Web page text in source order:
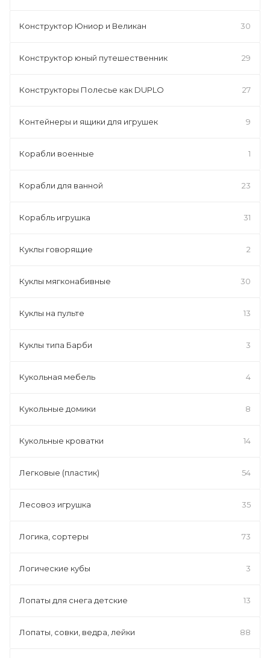
Конструктор Юниор и Великан 30
Конструктор юный путешественник 29
Конструкторы Полесье как DUPLO 27
Контейнеры и ящики для игрушек 9
Корабли военные 1
Корабли для ванной 23
Корабль игрушка 31
Куклы говорящие 2
Куклы мягконабивные 30
Куклы на пульте 13
Куклы типа Барби 3
Кукольная мебель 4
Кукольные домики 8
Кукольные кроватки 14
Легковые (пластик) 54
Лесовоз игрушка 35
Логика, сортеры 73
Логические кубы 3
Лопаты для снега детские 13
Лопаты, совки, ведра, лейки 88